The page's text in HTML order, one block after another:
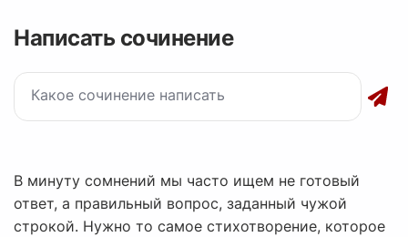
Написать сочинение
В минуту сомнений мы часто ищем не готовый
ответ, а правильный вопрос, заданный чужой
строкой. Нужно то самое стихотворение, которое